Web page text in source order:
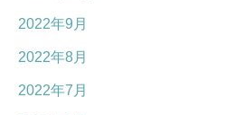
2022年9月
2022年8月
2022年7月